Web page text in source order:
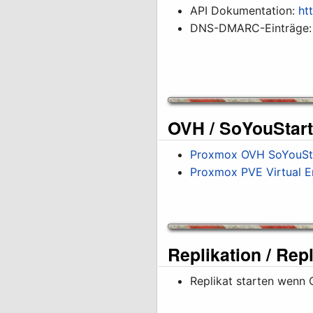
API Dokumentation:
DNS-DMARC-
OVH /
Proxmox OVH
Proxmox PVE Virtual
Replikation /
Replikat starten wenn